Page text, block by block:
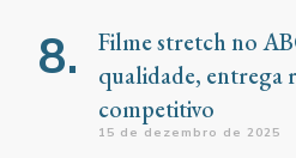
Filme stretch no
qualidade, entrega
competitivo
15 de dezembro de 2025